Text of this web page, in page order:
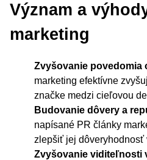
Význam a
marketing
Zvyšovanie povedomia
marketing efektívne
značke medzi cieľovou
Budovanie dôvery a
napísané PR články
zlepšiť jej dôveryhodnosť
Zvyšovanie viditeľnosti